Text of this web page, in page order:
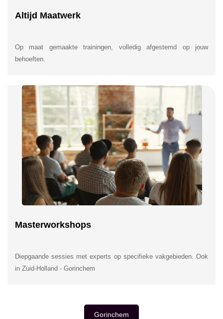
Altijd Maatwerk
Op maat gemaakte trainingen, volledig afgestemd op jouw
behoeften.
Masterworkshops
Diepgaande sessies met experts op specifieke vakgebieden. Ook
in Zuid-Holland - Gorinchem
Gorinchem